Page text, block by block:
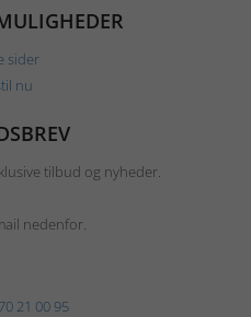
sider
nu
tilbud og nyheder.
nedenfor.
70 21 00 95